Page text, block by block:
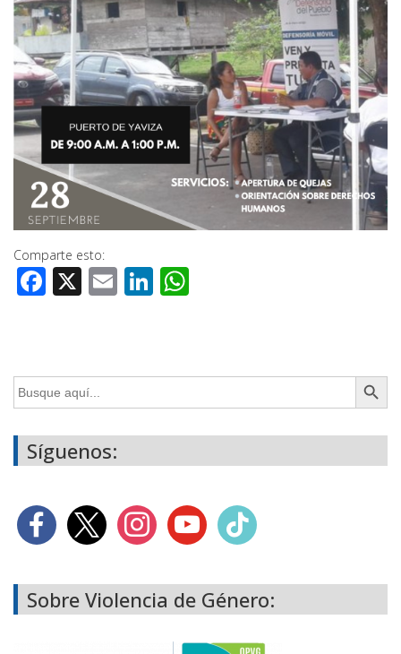
Comparte esto:
Facebook
X EmailLinkedIn
Buscar: Botón de
Síguenos:
Sobre Violencia de Género: